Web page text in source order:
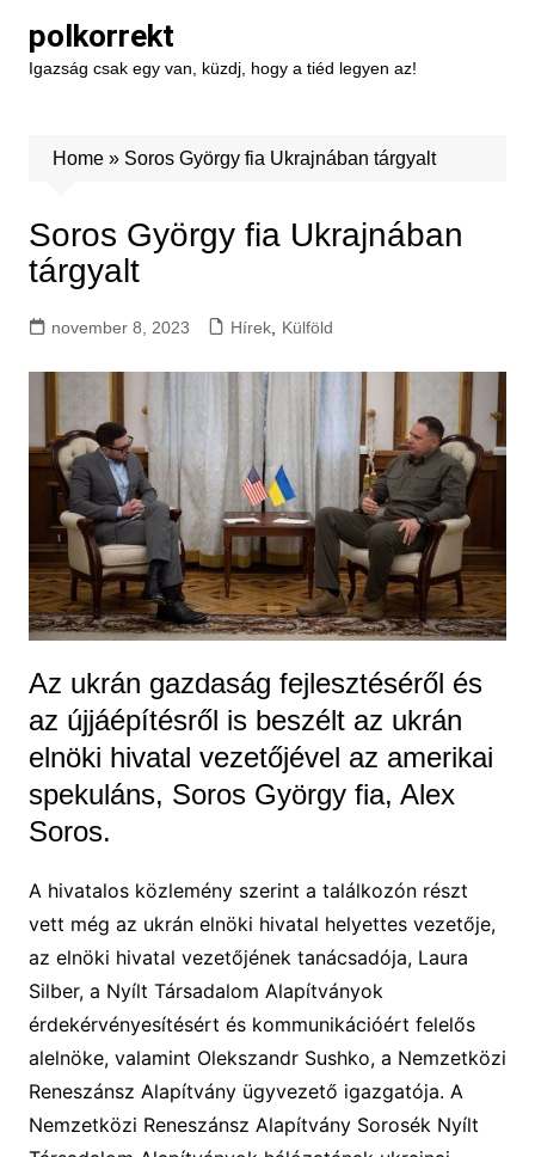
content
polkorrekt
Igazság csak egy van, küzdj, hogy a tiéd legyen az!
Home» Soros György fia Ukrajnában tárgyalt
Soros György fia Ukrajnában
tárgyalt
november 8, 2023 Hírek, Külföld
Az ukrán gazdaság fejlesztéséről és
az újjáépítésről is beszélt az ukrán
elnöki hivatal vezetőjével az amerikai
spekuláns, Soros György fia, Alex
Soros.
A hivatalos közlemény szerint a találkozón részt
vett még az ukrán elnöki hivatal helyettes vezetője,
az elnöki hivatal vezetőjének tanácsadója, Laura
Silber, a Nyílt Társadalom Alapítványok
érdekérvényesítésért és kommunikációért felelős
alelnöke, valamint Olekszandr Sushko, a Nemzetközi
Reneszánsz Alapítvány ügyvezető igazgatója. A
Nemzetközi Reneszánsz Alapítvány Sorosék Nyílt